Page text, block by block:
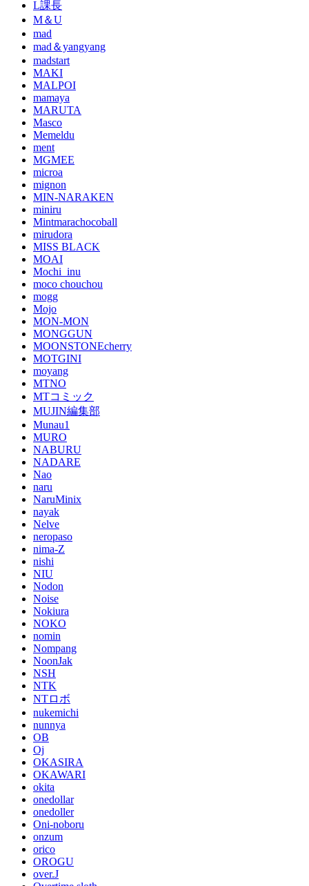
L課長
M＆U
mad
mad＆yangyang
madstart
MAKI
MALPOI
mamaya
MARUTA
Masco
Memeldu
ment
MGMEE
microa
mignon
MIN-NARAKEN
miniru
Mintmarachocoball
mirudora
MISS BLACK
MOAI
Mochi_inu
moco chouchou
mogg
Mojo
MON-MON
MONGGUN
MOONSTONEcherry
MOTGINI
moyang
MTNO
MTコミック
MUJIN編集部
Munau1
MURO
NABURU
NADARE
Nao
naru
NaruMinix
nayak
Nelve
neropaso
nima-Z
nishi
NIU
Nodon
Noise
Nokiura
NOKO
nomin
Nompang
NoonJak
NSH
NTK
NTロボ
nukemichi
nunnya
OB
Oj
OKASIRA
OKAWARI
okita
onedollar
onedoller
Oni-noboru
onzum
orico
OROGU
over.J